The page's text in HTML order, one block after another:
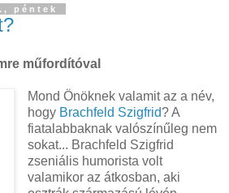
péntek
műfordítóval
Mond Önöknek valamit az a név,
hogy Brachfeld Szigfrid? A
fiatalabbaknak valószínűleg nem
sokat... Brachfeld Szigfrid
zseniális humorista volt
valamikor az átkosban, aki